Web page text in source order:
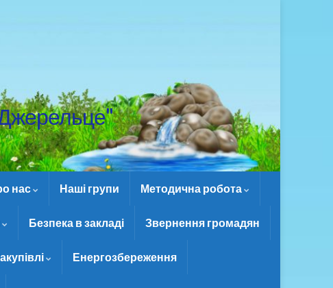
нас Наші групи Методична робота
Безпека в закладі Звернення громадян
Енергозбереження